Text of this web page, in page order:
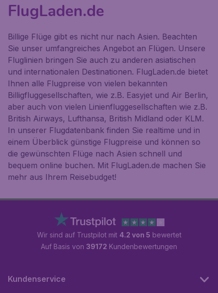
FlugLaden.de
Billige Flüge gibt es nicht nur nach Asien. Beachten
Sie unser umfangreiches Angebot an Flügen. Unsere
Fluglinien bringen Sie auch zu anderen asiatischen
und internationalen Destinationen. FlugLaden.de bietet
Ihnen alle Flugpreise von vielen bekannten
Billigfluggesellschaften, wie z.B. Easyjet und Air Berlin,
aber auch von vielen Linienfluggesellschaften wie z.B.
British Airways, Lufthansa, British Midland oder KLM.
In unserer Flugdatenbank finden Sie realtime und in
einem Überblick günstige Flugpreise und können so
die gewünschten Flüge nach Asien schnell und
bequem online buchen. Mit FlugLaden.de machen Sie
mehr aus Ihrem Reisebudget!
Wir sind auf Trustpilot mit 4.2 von 5 bewertet
Auf Basis von 39172 Kundenbewertungen
Kundenservice